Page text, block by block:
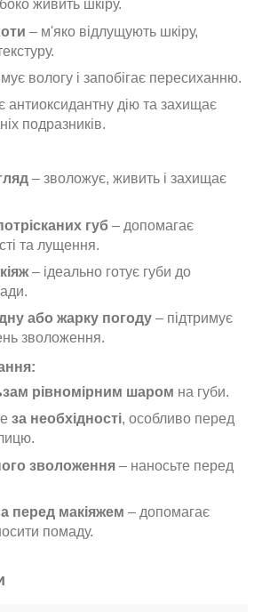
живить шкіру.
– м'яко відлущують шкіру,
вологу і запобігає пересиханню.
антиоксидантну дію та захищає
подразників.
– зволожує, живить і захищає
губ – допомагає
та лущення.
– ідеально готує губи до
або жарку погоду – підтримує
зволоження.
рівномірним шаром на губи.
за необхідності, особливо перед
зволоження – наносьте перед
перед макіяжем – допомагає
помаду.